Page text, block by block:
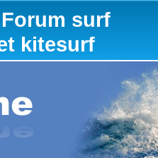
surf
kitesurf